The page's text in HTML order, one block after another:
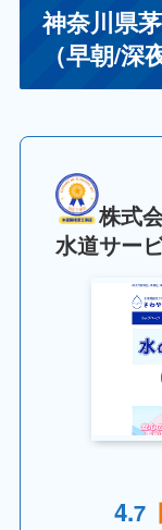
神奈川県
（早朝/
株式
水道サービ
4.7